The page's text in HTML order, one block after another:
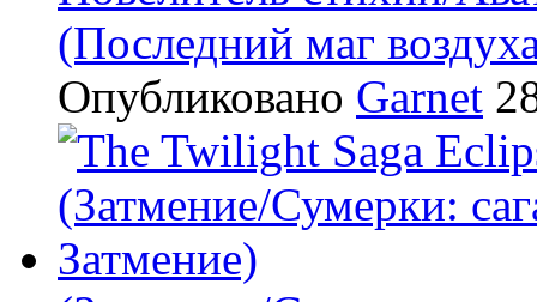
(Последний маг
Опубликовано Garnet